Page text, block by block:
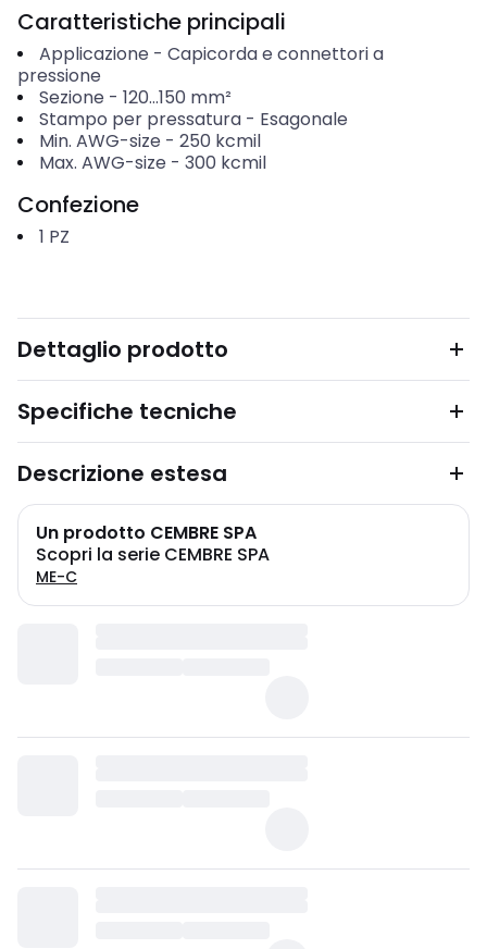
Caratteristiche principali
Applicazione - Capicorda e connettori a
pressione
Sezione - 120...150 mm²
Stampo per pressatura- Esagonale
Min. AWG-size - 250 kcmil
Max. AWG-size - 300 kcmil
Confezione
1 PZ
Dettaglio prodotto
Specifiche tecniche
Descrizione estesa
Un prodotto CEMBRE SPA
Scopri la serie CEMBRE SPA
ME-C